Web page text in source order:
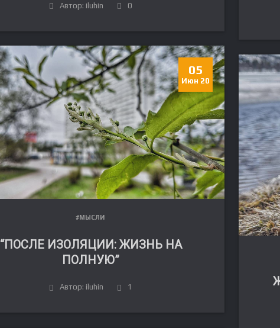
Автор: iluhin 0
05
Июн 20
#МЫСЛИ
“ПОСЛЕ ИЗОЛЯЦИИ: ЖИЗНЬ НА
ПОЛНУЮ”
Автор: iluhin 1